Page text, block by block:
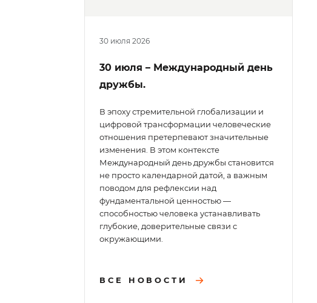
30 июля 2026
30 июля – Международный день
дружбы.
В эпоху стремительной глобализации и
цифровой трансформации человеческие
отношения претерпевают значительные
изменения. В этом контексте
Международный день дружбы становится
не просто календарной датой, а важным
поводом для рефлексии над
фундаментальной ценностью —
способностью человека устанавливать
глубокие, доверительные связи с
окружающими.
ВСЕ НОВОСТИ